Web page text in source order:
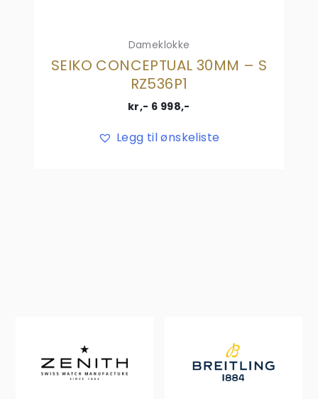
Dameklokke
SEIKO CONCEPTUAL 30MM – S
RZ536P1
kr,- 6 998,-
Legg til ønskeliste